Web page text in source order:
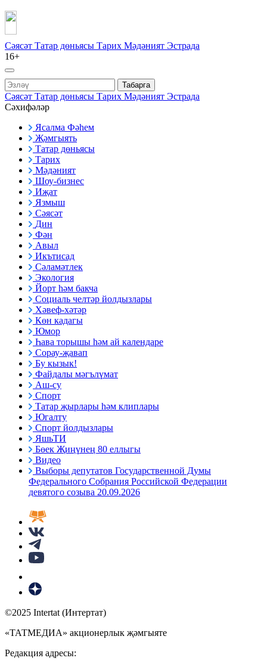
Сәясәт Татар дөньясы Тарих Мәдәният Эстрада
16+
Табарга
Сәясәт Татар дөньясы Тарих Мәдәният Эстрада
Сәхифәләр
Ясалма Фәһем
Җәмгыять
Татар дөньясы
Тарих
Мәдәният
Шоу-бизнес
Иҗат
Язмыш
Сәясәт
Дин
Фән
Авыл
Икътисад
Сәламәтлек
Экология
Йорт һәм бакча
Социаль челтәр йолдызлары
Хәвеф-хәтәр
Көн кадагы
Юмор
Һава торышы һәм ай календаре
Сорау-җавап
Бу кызык!
Файдалы мәгълүмат
Аш-су
Спорт
Татар җырлары һәм клиплары
Югалту
Спорт йолдызлары
ЯшьТИ
Бөек Җиңүнең 80 еллыгы
Видео
Выборы депутатов Государственной Думы
Федерального Собрания Российской Федерации
девятого созыва 20.09.2026
©2025 Intertat (Интертат)
«ТАТМЕДИА» акционерлык җәмгыяте
Редакция адресы: